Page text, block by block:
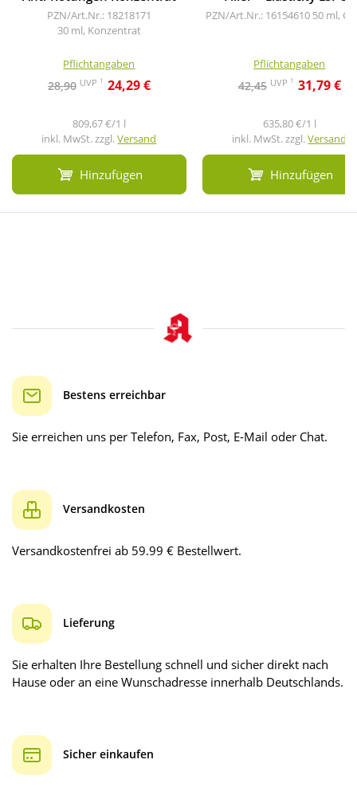
PZN/Art.Nr.: 18218171
30 ml, Konzentrat
Pflichtangaben
28,90 UVP 1 24,29 €
809,67 €/1 l
inkl. MwSt. zzgl.Versand
Hinzufügen
PZN/Art.Nr.: 16154610 50 ml,
Pflichtangaben
42,45 UVP 1 31,79 €
635,80 €/1 l
inkl. MwSt. zzgl.Versand
Hinzufügen
Bestens erreichbar
Sie erreichen uns per Telefon, Fax, Post, E-Mail oder Chat.
Versandkosten
Versandkostenfrei ab 59.99 € Bestellwert.
Lieferung
Sie erhalten Ihre Bestellung schnell und sicher direkt nach
Hause oder an eine Wunschadresse innerhalb Deutschlands.
Sicher einkaufen